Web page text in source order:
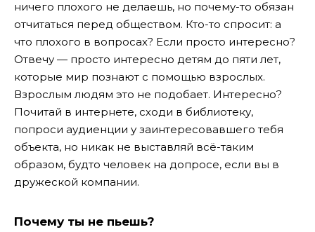
ничего плохого не делаешь, но почему-то обязан
отчитаться перед обществом. Кто-то спросит: а
что плохого в вопросах? Если просто интересно?
Отвечу — просто интересно детям до пяти лет,
которые мир познают с помощью взрослых.
Взрослым людям это не подобает. Интересно?
Почитай в интернете, сходи в библиотеку,
попроси аудиенции у заинтересовавшего тебя
объекта, но никак не выставляй всё-таким
образом, будто человек на допросе, если вы в
дружеской компании.
Почему ты не пьешь?